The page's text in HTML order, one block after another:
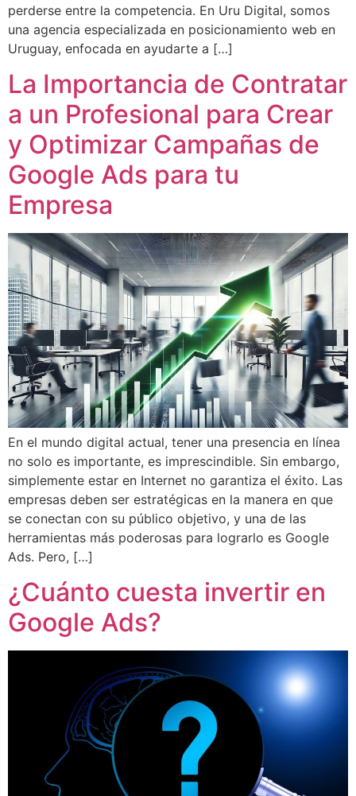
perderse entre la competencia. En Uru Digital, somos
una agencia especializada en posicionamiento web en
Uruguay, enfocada en ayudarte a […]
La Importancia de Contratar
a un Profesional para Crear
y Optimizar Campañas de
Google Ads para tu
Empresa
En el mundo digital actual, tener una presencia en línea
no solo es importante, es imprescindible. Sin embargo,
simplemente estar en Internet no garantiza el éxito. Las
empresas deben ser estratégicas en la manera en que
se conectan con su público objetivo, y una de las
herramientas más poderosas para lograrlo es Google
Ads. Pero, […]
¿Cuánto cuesta invertir en
Google Ads?